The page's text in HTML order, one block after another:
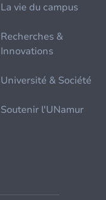
La vie du campus
Recherches &
Innovations
Université & Société
Soutenir l'UNamur